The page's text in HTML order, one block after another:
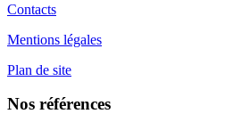
Contacts
Mentions légales
Plan de site
Nos références